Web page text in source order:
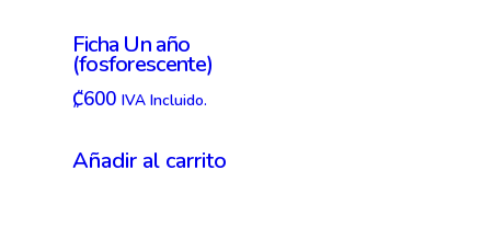
Ficha Un año
(fosforescente)
₡600 IVA Incluido.
Añadir al carrito